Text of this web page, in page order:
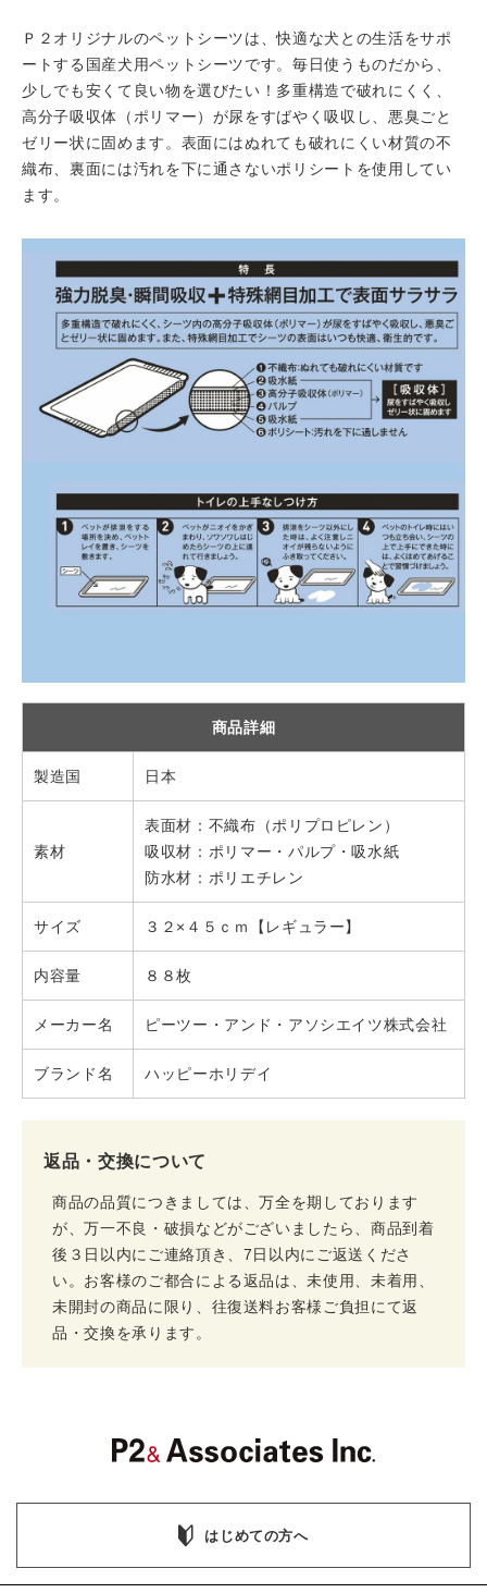
Ｐ２オリジナルのペットシーツは、快適な犬との生活をサポ
ートする国産犬用ペットシーツです。毎日使うものだから、
少しでも安くて良い物を選びたい！多重構造で破れにくく、
高分子吸収体（ポリマー）が尿をすばやく吸収し、悪臭ごと
ゼリー状に固めます。表面にはぬれても破れにくい材質の不
織布、裏面には汚れを下に通さないポリシートを使用してい
ます。
商品詳細
製造国 日本
素材
表面材：不織布（ポリプロピレン）
吸収材：ポリマー・パルプ・吸水紙
防水材：ポリエチレン
サイズ ３２×４５ｃｍ【レギュラー】
内容量 ８８枚
メーカー名 ピーツー・アンド・アソシエイツ株式会社
ブランド名 ハッピーホリデイ
返品・交換について
商品の品質につきましては、万全を期しております
が、万一不良・破損などがございましたら、商品到着
後３日以内にご連絡頂き、7日以内にご返送くださ
い。お客様のご都合による返品は、未使用、未着用、
未開封の商品に限り、往復送料お客様ご負担にて返
品・交換を承ります。
はじめての方へ